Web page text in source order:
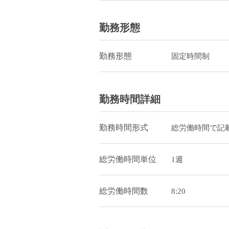
勤務形態
勤務形態 固定時間制
勤務時間詳細
勤務時間形式 総労働時間で記
総労働時間単位 1週
総労働時間数 8:20